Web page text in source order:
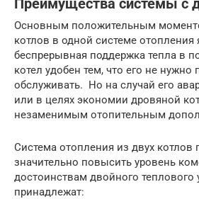
Преимущества системы с
Основным положительным
котлов в одной системе отопления
беспрерывная поддержка тепла в
котел удобен тем, что его не нужно
обслуживать. Но на случай его
или в целях экономии дровяной
незаменимым отопительным
Система отопления из двух котлов
значительно повысить уровень
достоинствам двойного теплового
принадлежат: